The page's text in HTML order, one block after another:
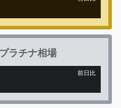
ラチナ相場
前日比